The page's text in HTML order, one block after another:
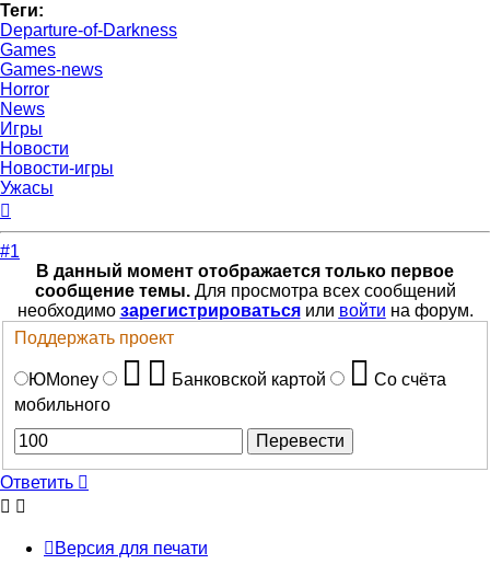
Теги:
Departure-of-Darkness
Games
Games-news
Horror
News
Игры
Новости
Новости-игры
Ужасы
началу
#1
В данный момент отображается только первое
сообщение темы.Для просмотра всех сообщений
необходимо зарегистрироватьсяили войти на форум.
Поддержать проект
ЮMoney Банковской картой
Со счёта
мобильного
Ответить
Версия для печати